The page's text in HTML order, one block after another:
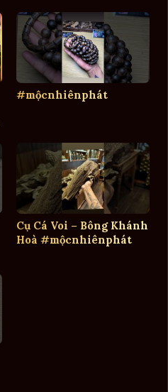
#mộcnhiênphát
Cụ Cá Voi – Bông Khánh
Hoà #mộcnhiênphát